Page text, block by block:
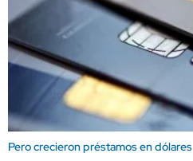
Pero crecieron préstamos en dólares